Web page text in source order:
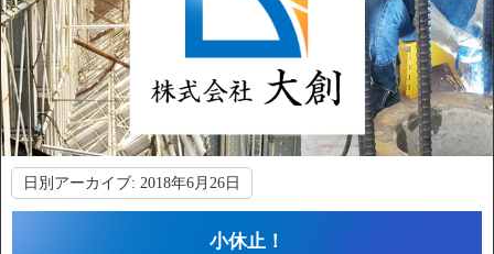
日別アーカイブ: 2018年6月26日
小休止！